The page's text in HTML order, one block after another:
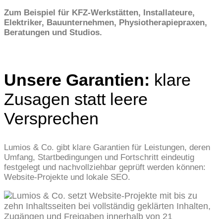
Zum Beispiel für KFZ-Werkstätten, Installateure,
Elektriker, Bauunternehmen, Physiotherapiepraxen,
Beratungen und Studios.
Unsere Garantien: klare
Zusagen statt leere
Versprechen
Lumios & Co. gibt klare Garantien für Leistungen, deren
Umfang, Startbedingungen und Fortschritt eindeutig
festgelegt und nachvollziehbar geprüft werden können:
Website-Projekte und lokale SEO.